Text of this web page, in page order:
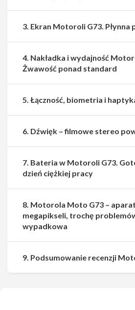
Udostępnij
3. Ekran Motoroli G73. Płynna
4. Nakładka i wydajność
Żwawość ponad standard
5. Łączność, biometria i
6. Dźwięk – filmowe stereo
7. Bateria w Motoroli G73.
dzień ciężkiej pracy
8. Motorola Moto G73 –
megapikseli, trochę
wypadkowa
9. Podsumowanie recenzji